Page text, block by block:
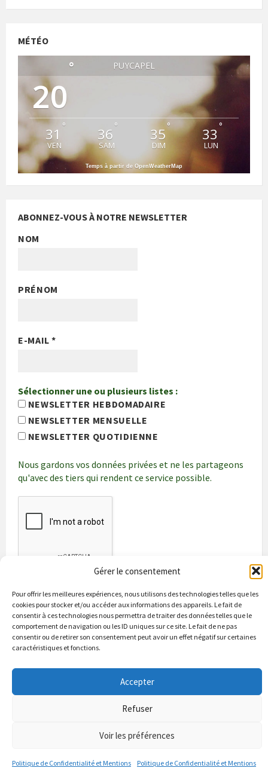
Gérer le consentement
Pour offrir les meilleures expériences, nous utilisons des technologies telles que les
cookies pour stocker et/ou accéder aux informations des appareils. Le fait de
consentir à ces technologies nous permettra de traiter des données telles que le
comportement de navigation ou les ID uniques sur ce site. Le fait de ne pas
consentir ou de retirer son consentement peut avoir un effet négatif sur certaines
caractéristiques et fonctions.
Accepter
Refuser
Voir les préférences
Politique de Confidentialité et Mentions Politique de Confidentialité et Mentions
MÉTÉO
PUYCAPEL
20
°
31 °
VEN
36 °
SAM
35°
DIM
33 °
LUN
Temps à partir de OpenWeatherMap
ABONNEZ-VOUS À NOTRE NEWSLETTER
NOM
PRÉNOM
E-MAIL*
Sélectionner une ou plusieurs listes :
NEWSLETTER HEBDOMADAIRE
NEWSLETTER MENSUELLE
NEWSLETTER QUOTIDIENNE
Nous gardons vos données privées et ne les partageons
qu'avec des tiers qui rendent ce service possible.
Bienvenue à Puycapel La municipalité
Actualités
Les bonnes adresses
Contacts & renseignements
Conformité à la loi RGPD
Puycapel.fr utilise des cookies pour améliorer les performance et
votre usage du site web. nous présumons de votre accord pour
le dicte et vous en donne le droit .